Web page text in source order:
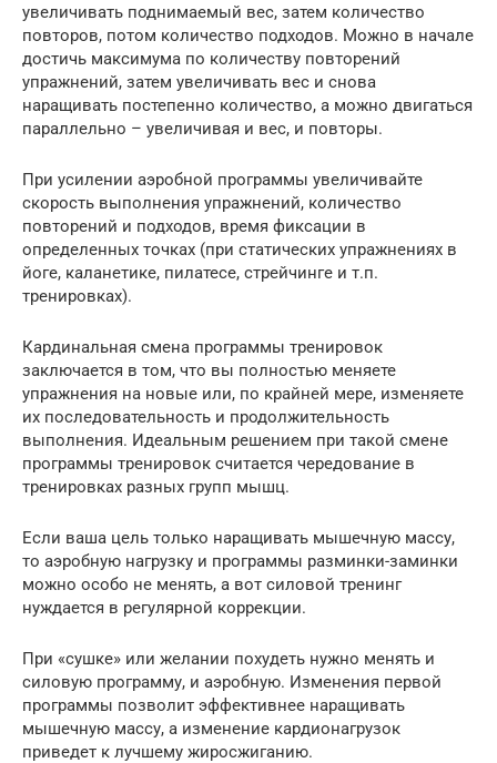
увеличивать поднимаемый вес, затем количество
повторов, потом количество подходов. Можно в начале
достичь максимума по количеству повторений
упражнений, затем увеличивать вес и снова
наращивать постепенно количество, а можно двигаться
параллельно – увеличивая и вес, и повторы.
При усилении аэробной программы увеличивайте
скорость выполнения упражнений, количество
повторений и подходов, время фиксации в
определенных точках (при статических упражнениях в
йоге, каланетике, пилатесе, стрейчинге и т.п.
тренировках).
Кардинальная смена программы тренировок
заключается в том, что вы полностью меняете
упражнения на новые или, по крайней мере, изменяете
их последовательность и продолжительность
выполнения. Идеальным решением при такой смене
программы тренировок считается чередование в
тренировках разных групп мышц.
Если ваша цель только наращивать мышечную массу,
то аэробную нагрузку и программы разминки-заминки
можно особо не менять, а вот силовой тренинг
нуждается в регулярной коррекции.
При «сушке» или желании похудеть нужно менять и
силовую программу, и аэробную. Изменения первой
программы позволит эффективнее наращивать
мышечную массу, а изменение кардионагрузок
приведет к лучшему жиросжиганию.